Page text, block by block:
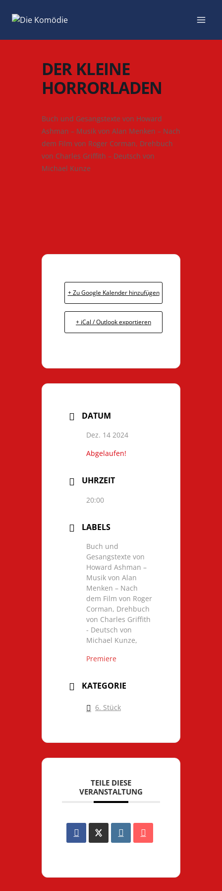
Inhalt
DER KLEINE
HORRORLADEN
Buch und Gesangstexte von Howard
Ashman – Musik von Alan Menken – Nach
dem Film von Roger Corman, Drehbuch
von Charles Griffith – Deutsch von
Michael Kunze
+ Zu Google Kalender hinzufügen
+ iCal / Outlook exportieren
DATUM
Dez. 14 2024
Abgelaufen!
UHRZEIT
20:00
LABELS
Buch und
Gesangstexte von
Howard Ashman –
Musik von Alan
Menken – Nach
dem Film von Roger
Corman, Drehbuch
von Charles Griffith
- Deutsch von
Michael Kunze,
Premiere
KATEGORIE
6. Stück
TEILE DIESE
VERANSTALTUNG